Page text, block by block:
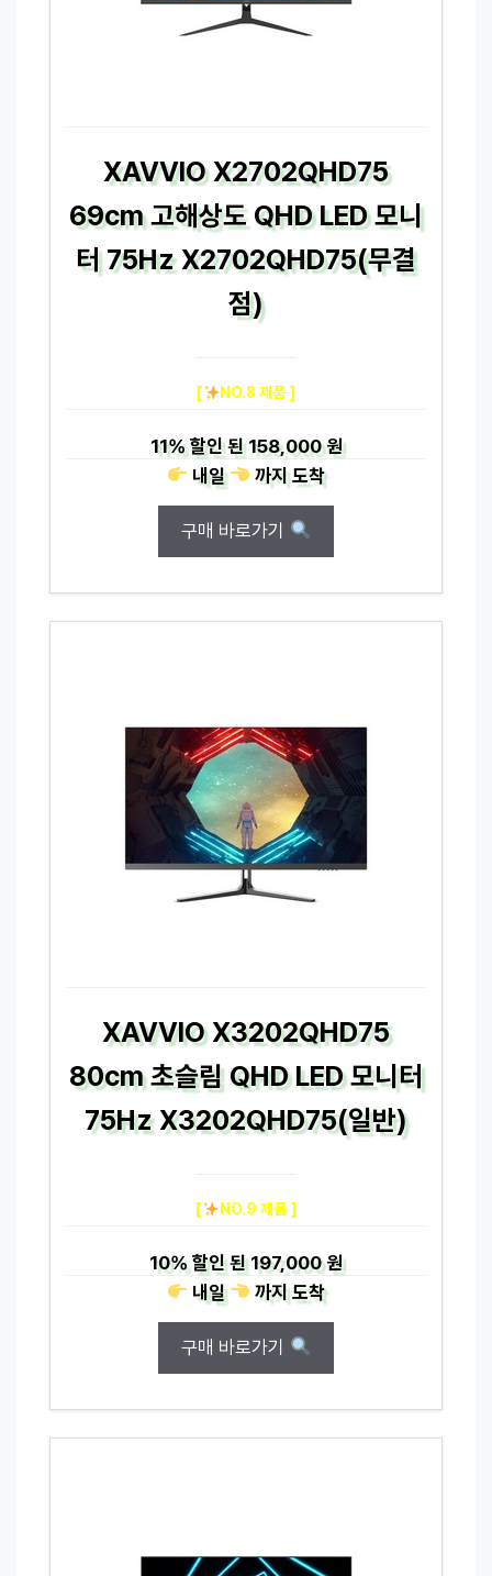
XAVVIO X2702QHD75
69cm 고해상도 QHD LED 모니
터 75Hz X2702QHD75(무결
점)
[ NO.8 제품 ]
11%할인 된158,000 원
내일
까지도착
구매 바로가기
XAVVIO X3202QHD75
80cm 초슬림 QHD LED 모니터
75Hz X3202QHD75(일반)
[ NO.9 제품 ]
10%할인 된197,000 원
내일
까지도착
구매 바로가기